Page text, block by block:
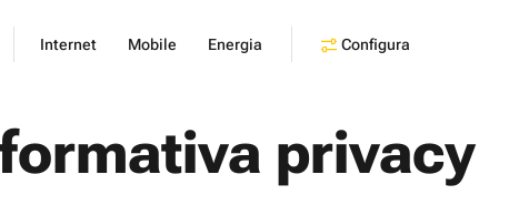
Internet Mobile Energia Configura
privacy